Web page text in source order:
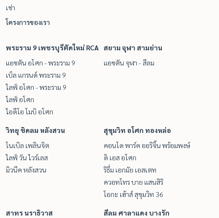
เช่า
โครงการของเรา
พระราม 9 เพชรบุรีตัดใหม่ RCA
แอชตัน อโศก - พระราม 9
เบ็ล แกรนด์ พระราม 9
ไลฟ์ อโศก - พระราม 9
ไลฟ์ อโศก
ไอดีโอ โมบิ อโศก
สยาม จุฬา สามย่าน
แอชตัน จุฬา - สีลม
วิทยุ ชิดลม หลังสวน
โนเบิล เพลินจิต
ไลฟ์ วัน ไวร์เลส
มิวนีค หลังสวน
สุขุมวิท อโศก ทองหล่อ
คอนโด พาร์ค ออริจิ้น พร้อมพงษ์
ดิ เอส อโศก
ริธึ่ม เอกมัย เอสเตท
ควอทโทร บาย แสนสิริ
โอกะ เฮ้าส์ สุขุมวิท 36
สาทร นราธิวาส สีลม ศาลาแดง บางรัก